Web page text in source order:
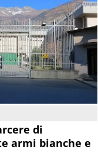
di
armi bianche e